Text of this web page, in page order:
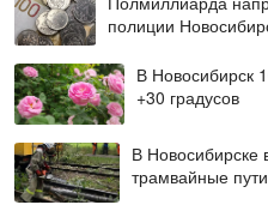
полиции
В Новосибирск
+30 градусов
В Новосибирске
трамвайные пути